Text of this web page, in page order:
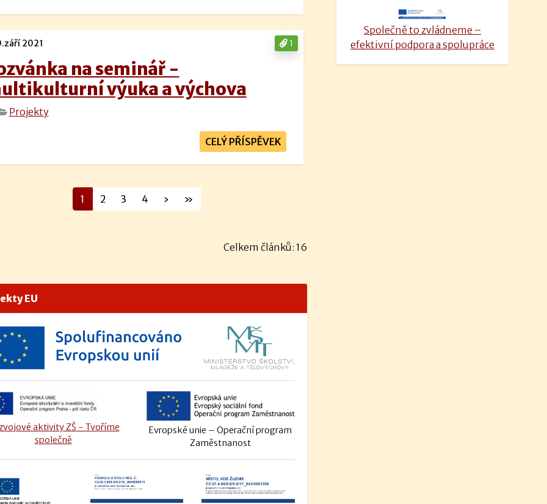
1
2021
na seminář -
výuka a výchova
Projekty
CELÝ PŘÍSPĚVEK
1 2 3 4 › »
Celkem článků: 16
EU
aktivity ZŠ - Tvoříme
společně
Evropské unie – Operační program
Zaměstnanost
Společně to zvládneme –
efektivní podpora a spolupráce